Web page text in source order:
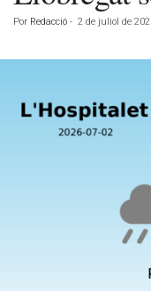
Por Redacció - 2 de juliol de